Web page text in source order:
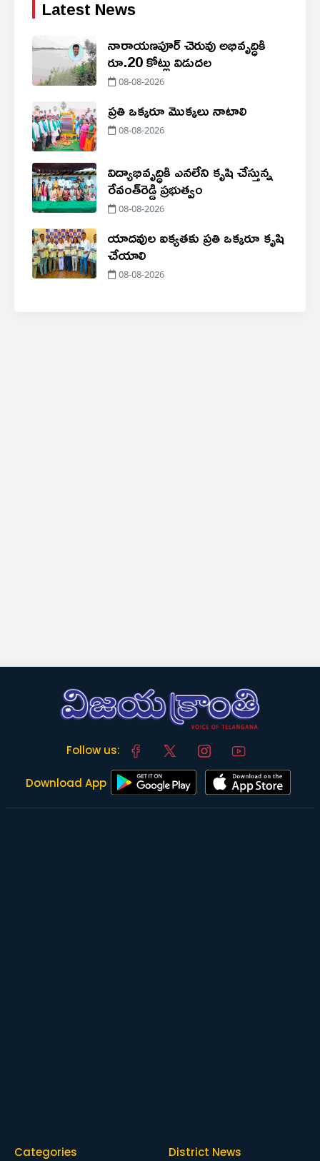
Latest News
నారాయణపూర్ చెరువు అభివృద్ధికి
రూ.20 కోట్లు విడుదల
08-08-2026
ప్రతి ఒక్కరూ మొక్కలు నాటాలి
08-08-2026
విద్యాభివృద్ధికి ఎనలేని కృషి చేస్తున్న
రేవంత్‌రెడ్డి ప్రభుత్వం
08-08-2026
యాదవుల ఐక్యతకు ప్రతి ఒక్కరూ కృషి
చేయాలి
08-08-2026
Follow us:
Download App
Categories District News